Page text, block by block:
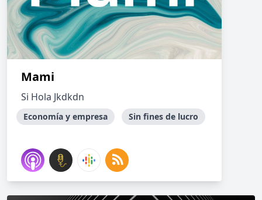
Mami
Si Hola Jkdkdn
Economía y empresa Sin fines de lucro